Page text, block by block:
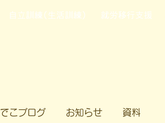
自立訓練(生活訓練) 就労移行支援
でこブログ お知らせ 資料